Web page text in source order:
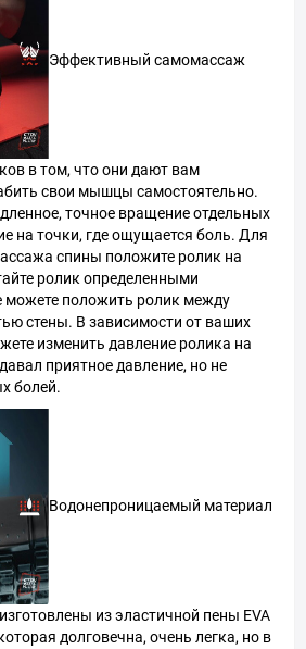
Эффективный самомассаж
в том, что они дают вам
свои мышцы самостоятельно.
точное вращение отдельных
на точки, где ощущается боль. Для
спины положите ролик на
ролик определенными
положить ролик между
стены. В зависимости от ваших
изменить давление ролика на
приятное давление, но не
болей.
Водонепроницаемый материал
из эластичной пены EVA
долговечна, очень легка, но в